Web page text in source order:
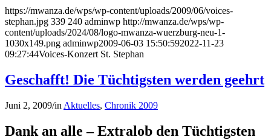
https://mwanza.de/wps/wp-content/uploads/2009/06/voices-
stephan.jpg 339 240 adminwp http://mwanza.de/wps/wp-
content/uploads/2024/08/logo-mwanza-wuerzburg-neu-1-
1030x149.png adminwp2009-06-03 15:50:592022-11-23
09:27:44Voices-Konzert St. Stephan
Geschafft! Die Tüchtigsten werden geehrt
Juni 2, 2009/in Aktuelles, Chronik 2009
Dank an alle – Extralob den Tüchtigsten